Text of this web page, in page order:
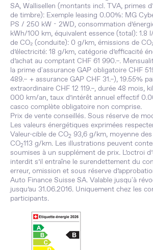
SA, Wallisellen (montants incl. TVA, primes
de timbre): Exemple leasing 0.00%: MG
PS / 250 kW - 2WD, consommation
kWh/100 km, équivalent essence (total): 1.8
de CO₂ (conduite): 0 g/km, émissions de
d’électricité: 18 g/km, catégorie d’efficacité
d’achat au comptant CHF 61 990.–.
la prime d'assurance GAP obligatoire CHF
489.– + assurance GAP CHF 31.–), 19.55%
extraordinaire CHF 12 119.–, durée 48 mois,
000 km/an, taux d’intérêt annuel effectif
casco complète obligatoire non comprise.
Prix de vente conseillés. Sous réserve de
Les valeurs énergétiques exprimées
Valeur-cible de CO2 93,6 g/km, moyenne
CO2113 g/km. Les illustrations peuvent
soumises à un supplément de prix. L’octroi
interdit s’il entraîne le surendettement du
erreur, omission et sous réserve
Auto Finance Suisse SA. Valable jusqu'à
jusqu’au 31.06.2016. Uniquement chez les
participants.